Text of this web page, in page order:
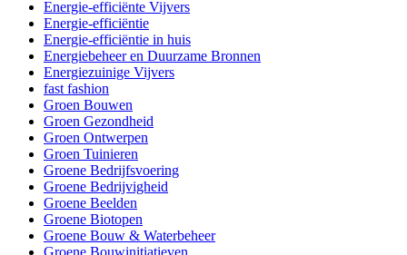
Energie-efficiënte Vijvers
Energie-efficiëntie
Energie-efficiëntie in huis
Energiebeheer en Duurzame Bronnen
Energiezuinige Vijvers
fast fashion
Groen Bouwen
Groen Gezondheid
Groen Ontwerpen
Groen Tuinieren
Groene Bedrijfsvoering
Groene Bedrijvigheid
Groene Beelden
Groene Biotopen
Groene Bouw & Waterbeheer